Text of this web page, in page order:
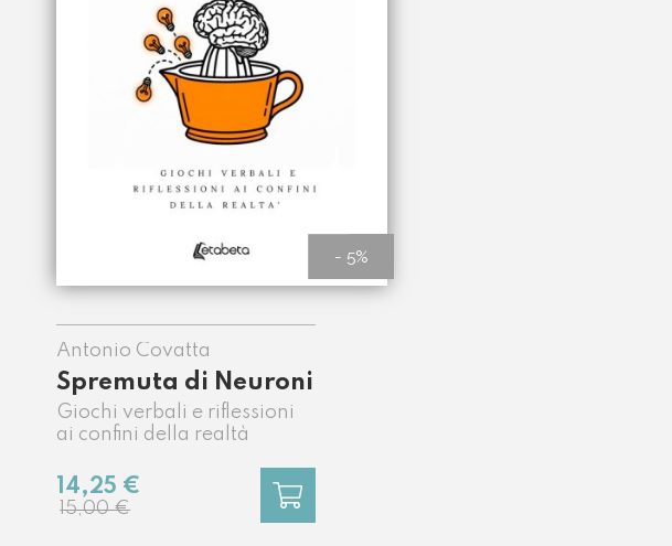
- 5%
Spremuta di Neuroni
Giochi verbali e riflessioni
ai confini della realtà
Antonio Covatta
15,00 €
14,25 €